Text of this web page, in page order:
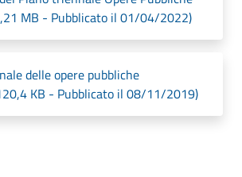
MB - Pubblicato il 01/04/2022)
delle opere pubbliche
KB - Pubblicato il 08/11/2019)